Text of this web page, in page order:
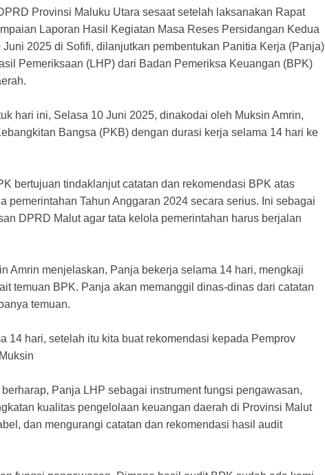
Provinsi Maluku Utara sesaat setelah laksanakan Rapat
Laporan Hasil Kegiatan Masa Reses Persidangan Kedua
Juni 2025 di Sofifi, dilanjutkan pembentukan Panitia Kerja (Panja)
Pemeriksaan (LHP) dari Badan Pemeriksa Keuangan (BPK)
hari ini, Selasa 10 Juni 2025, dinakodai oleh Muksin Amrin,
Bangsa (PKB) dengan durasi kerja selama 14 hari ke
bertujuan tindaklanjut catatan dan rekomendasi BPK atas
pemerintahan Tahun Anggaran 2024 secara serius. Ini sebagai
DPRD Malut agar tata kelola pemerintahan harus berjalan
Amrin menjelaskan, Panja bekerja selama 14 hari, mengkaji
temuan BPK. Panja akan memanggil dinas-dinas dari catatan
temuan.
14 hari, setelah itu kita buat rekomendasi kepada Pemprov
Panja LHP sebagai instrument fungsi pengawasan,
kualitas pengelolaan keuangan daerah di Provinsi Malut
dan mengurangi catatan dan rekomendasi hasil audit